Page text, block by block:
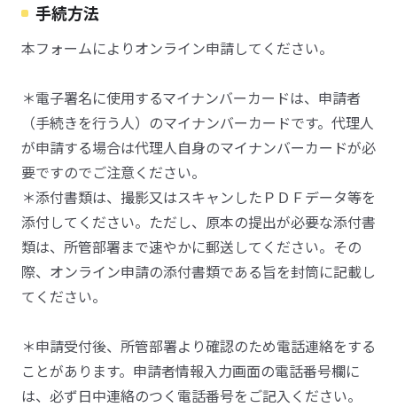
手続方法
本フォームによりオンライン申請してください。
＊電子署名に使用するマイナンバーカードは、申請者
（手続きを行う人）のマイナンバーカードです。代理人
が申請する場合は代理人自身のマイナンバーカードが必
要ですのでご注意ください。
＊添付書類は、撮影又はスキャンしたＰＤＦデータ等を
添付してください。ただし、原本の提出が必要な添付書
類は、所管部署まで速やかに郵送してください。その
際、オンライン申請の添付書類である旨を封筒に記載し
てください。
＊申請受付後、所管部署より確認のため電話連絡をする
ことがあります。申請者情報入力画面の電話番号欄に
は、必ず日中連絡のつく電話番号をご記入ください。